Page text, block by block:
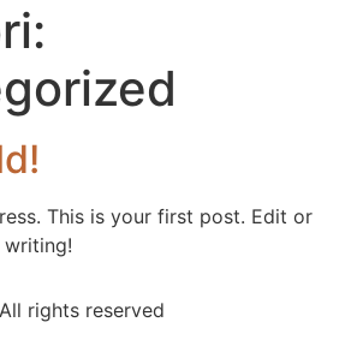
This is your first post. Edit or
All rights reserved